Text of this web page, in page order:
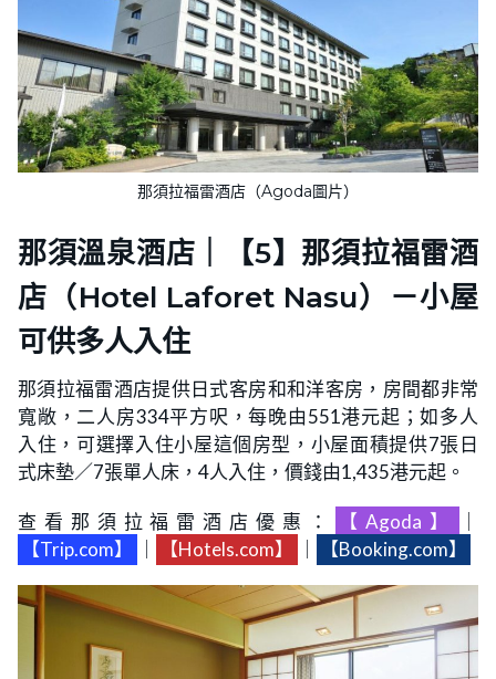
那須拉福雷酒店（Agoda圖片）
那須溫泉酒店｜【5】那須拉福雷酒
店（Hotel Laforet Nasu）－小屋
可供多人入住
那須拉福雷酒店提供日式客房和和洋客房，房間都非常
寬敞，二人房334平方呎，每晚由551港元起；如多人
入住，可選擇入住小屋這個房型，小屋面積提供7張日
式床墊／7張單人床，4人入住，價錢由1,435港元起。
查看那須拉福雷酒店優惠： 【Agoda】
【Trip.com】
【Hotels.com】 【Booking.com】